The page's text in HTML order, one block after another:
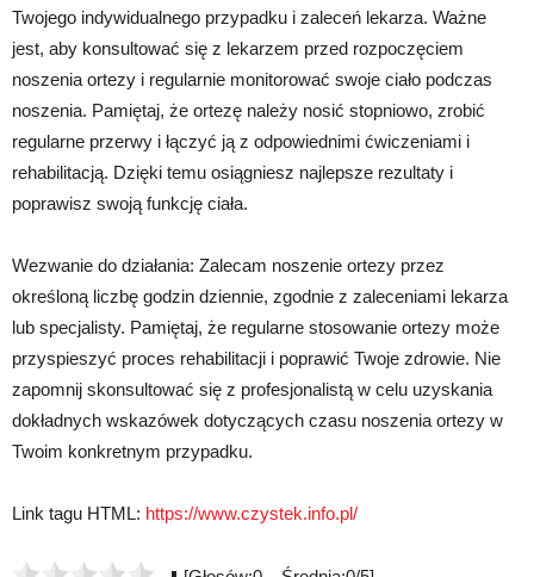
Twojego indywidualnego przypadku i zaleceń lekarza. Ważne
jest, aby konsultować się z lekarzem przed rozpoczęciem
noszenia ortezy i regularnie monitorować swoje ciało podczas
noszenia. Pamiętaj, że ortezę należy nosić stopniowo, zrobić
regularne przerwy i łączyć ją z odpowiednimi ćwiczeniami i
rehabilitacją. Dzięki temu osiągniesz najlepsze rezultaty i
poprawisz swoją funkcję ciała.
Wezwanie do działania: Zalecam noszenie ortezy przez
określoną liczbę godzin dziennie, zgodnie z zaleceniami lekarza
lub specjalisty. Pamiętaj, że regularne stosowanie ortezy może
przyspieszyć proces rehabilitacji i poprawić Twoje zdrowie. Nie
zapomnij skonsultować się z profesjonalistą w celu uzyskania
dokładnych wskazówek dotyczących czasu noszenia ortezy w
Twoim konkretnym przypadku.
Link tagu HTML: https://www.czystek.info.pl/